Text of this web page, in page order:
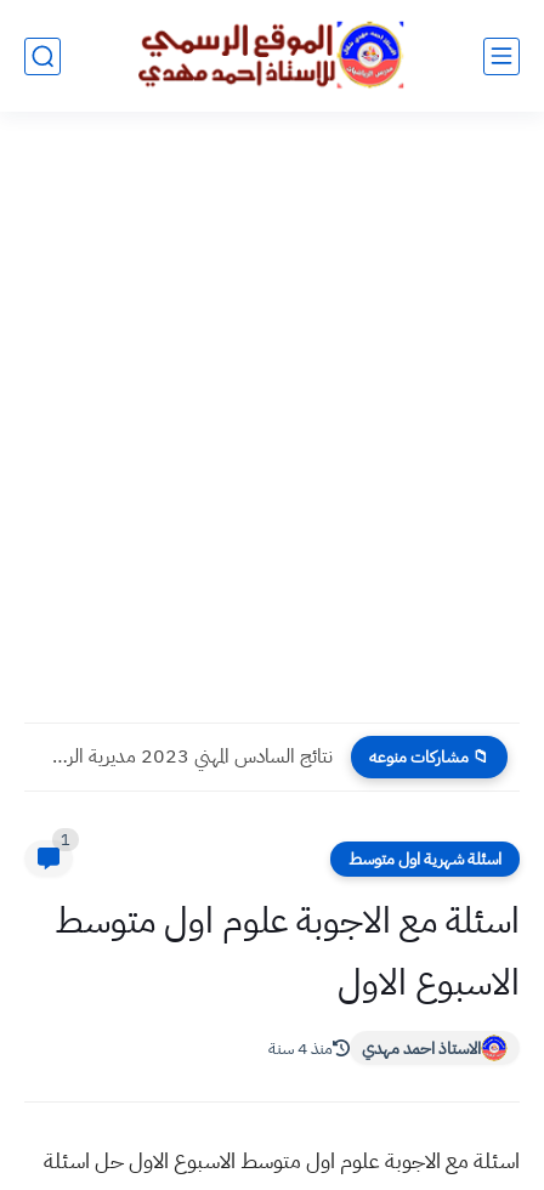
📁 مشاركات منوعه نتائج السادس المهني 2023 مديرية الرصافة الثالثة الدور الاول
اسئلة شهرية اول متوسط
1
اسئلة مع الاجوبة علوم اول متوسط
الاسبوع الاول
الاستاذ احمد مهدي منذ 4 سنة
اسئلة مع الاجوبة علوم اول متوسط الاسبوع الاول حل اسئلة